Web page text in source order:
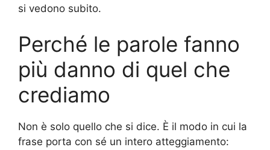
si vedono subito.
Perché le parole fanno
più danno di quel che
crediamo
Non è solo quello che si dice. È il modo in cui la
frase porta con sé un intero atteggiamento: